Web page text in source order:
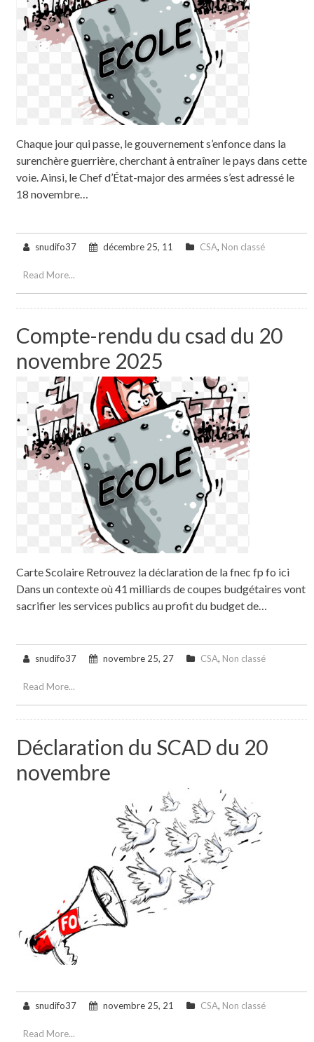
Chaque jour qui passe, le gouvernement s’enfonce dans la
surenchère guerrière, cherchant à entraîner le pays dans cette
voie. Ainsi, le Chef d’État-major des armées s’est adressé le
18 novembre…
snudifo37 décembre 25, 11 CSA, Non classé
Read More...
Compte-rendu du csad du 20
novembre 2025
Carte Scolaire Retrouvez la déclaration de la fnec fp fo ici
Dans un contexte où 41 milliards de coupes budgétaires vont
sacrifier les services publics au profit du budget de…
snudifo37 novembre 25, 27 CSA, Non classé
Read More...
Déclaration du SCAD du 20
novembre
snudifo37 novembre 25, 21 CSA, Non classé
Read More...